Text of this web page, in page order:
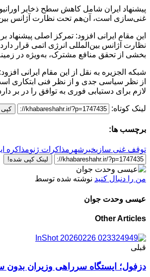
پیشنهاد ایران شامل کاهش سطح ذخایر
غنی‌سازی است، آن‌هم تحت نظارت آژانس
این مقام ایرانی افزود: تمرکز اصلی
نظارت آژانس بین‌المللی انرژی اتمی قرار
بخشی از تحقق منافع مشترک، به‌ویژه در
شبکه الجزیره به نقل از این مقام ایرانی
از نظر سیاسی جدی و از نظر فنی ابتکاری
لازم برای دستیابی فوری به توافق را در بر
لینک کوتاه: کپی
برچسب ها:
توقف غنی سازیخبرشهر مذاکرات ژنومذاکره
لینک کپی شده!
من را دنبال کنید نوشته شده توسط
عیسی وحدت جوان
Other Articles
قبلی
دزفول؛ ایستگاه سرراهی وزیران بدون